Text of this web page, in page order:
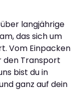
langjährige
das sich um
Vom Einpacken
den Transport
bist du in
ganz auf dein